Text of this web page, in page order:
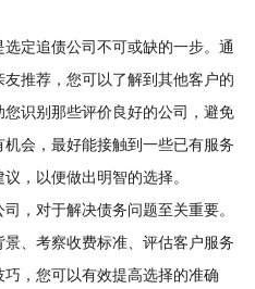
定追债公司不可或缺的一步。通
推荐，您可以了解到其他客户的
识别那些评价良好的公司，避免
会，最好能接触到一些已有服务
，以便做出明智的选择。
对于解决债务问题至关重要。
、考察收费标准、评估客户服务
，您可以有效提高选择的准确